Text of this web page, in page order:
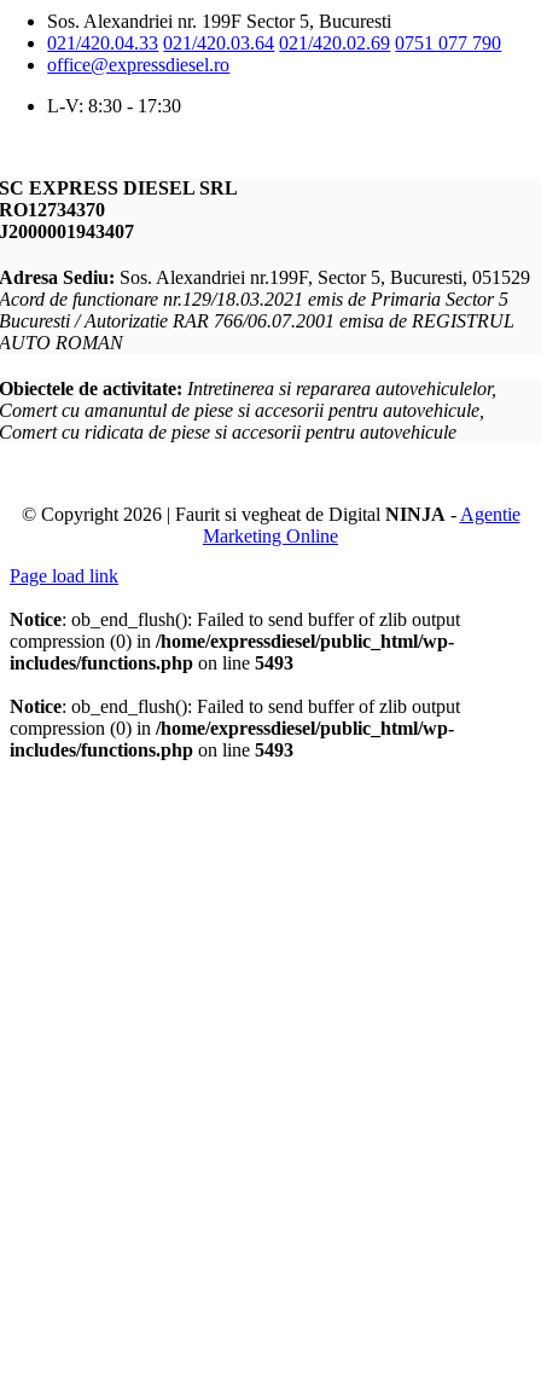
Sos. Alexandriei nr. 199F Sector 5, Bucuresti
021/420.04.33 021/420.03.64 021/420.02.69 0751 077 790
office@expressdiesel.ro
L-V: 8:30 - 17:30
SC EXPRESS DIESEL SRL
RO12734370
J2000001943407
Adresa Sediu: Sos. Alexandriei nr.199F, Sector 5, Bucuresti, 051529
Acord de functionare nr.129/18.03.2021 emis de Primaria Sector 5
Bucuresti / Autorizatie RAR 766/06.07.2001 emisa de REGISTRUL
AUTO ROMAN
Obiectele de activitate: Intretinerea si repararea autovehiculelor,
Comert cu amanuntul de piese si accesorii pentru autovehicule,
Comert cu ridicata de piese si accesorii pentru autovehicule
© Copyright 2026 | Faurit si vegheat de Digital NINJA - Agentie
Marketing Online
Page load link
to
Top
Notice: ob_end_flush(): Failed to send buffer of zlib output
compression (0) in /home/expressdiesel/public_html/wp-
includes/functions.php on line 5493
Notice: ob_end_flush(): Failed to send buffer of zlib output
compression (0) in /home/expressdiesel/public_html/wp-
includes/functions.php on line 5493